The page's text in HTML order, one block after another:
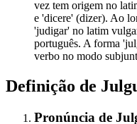
vez tem origem no
e 'dicere' (dizer). Ao
'judigar' no latim
português. A forma
verbo no modo
Definição de
Pronúncia de